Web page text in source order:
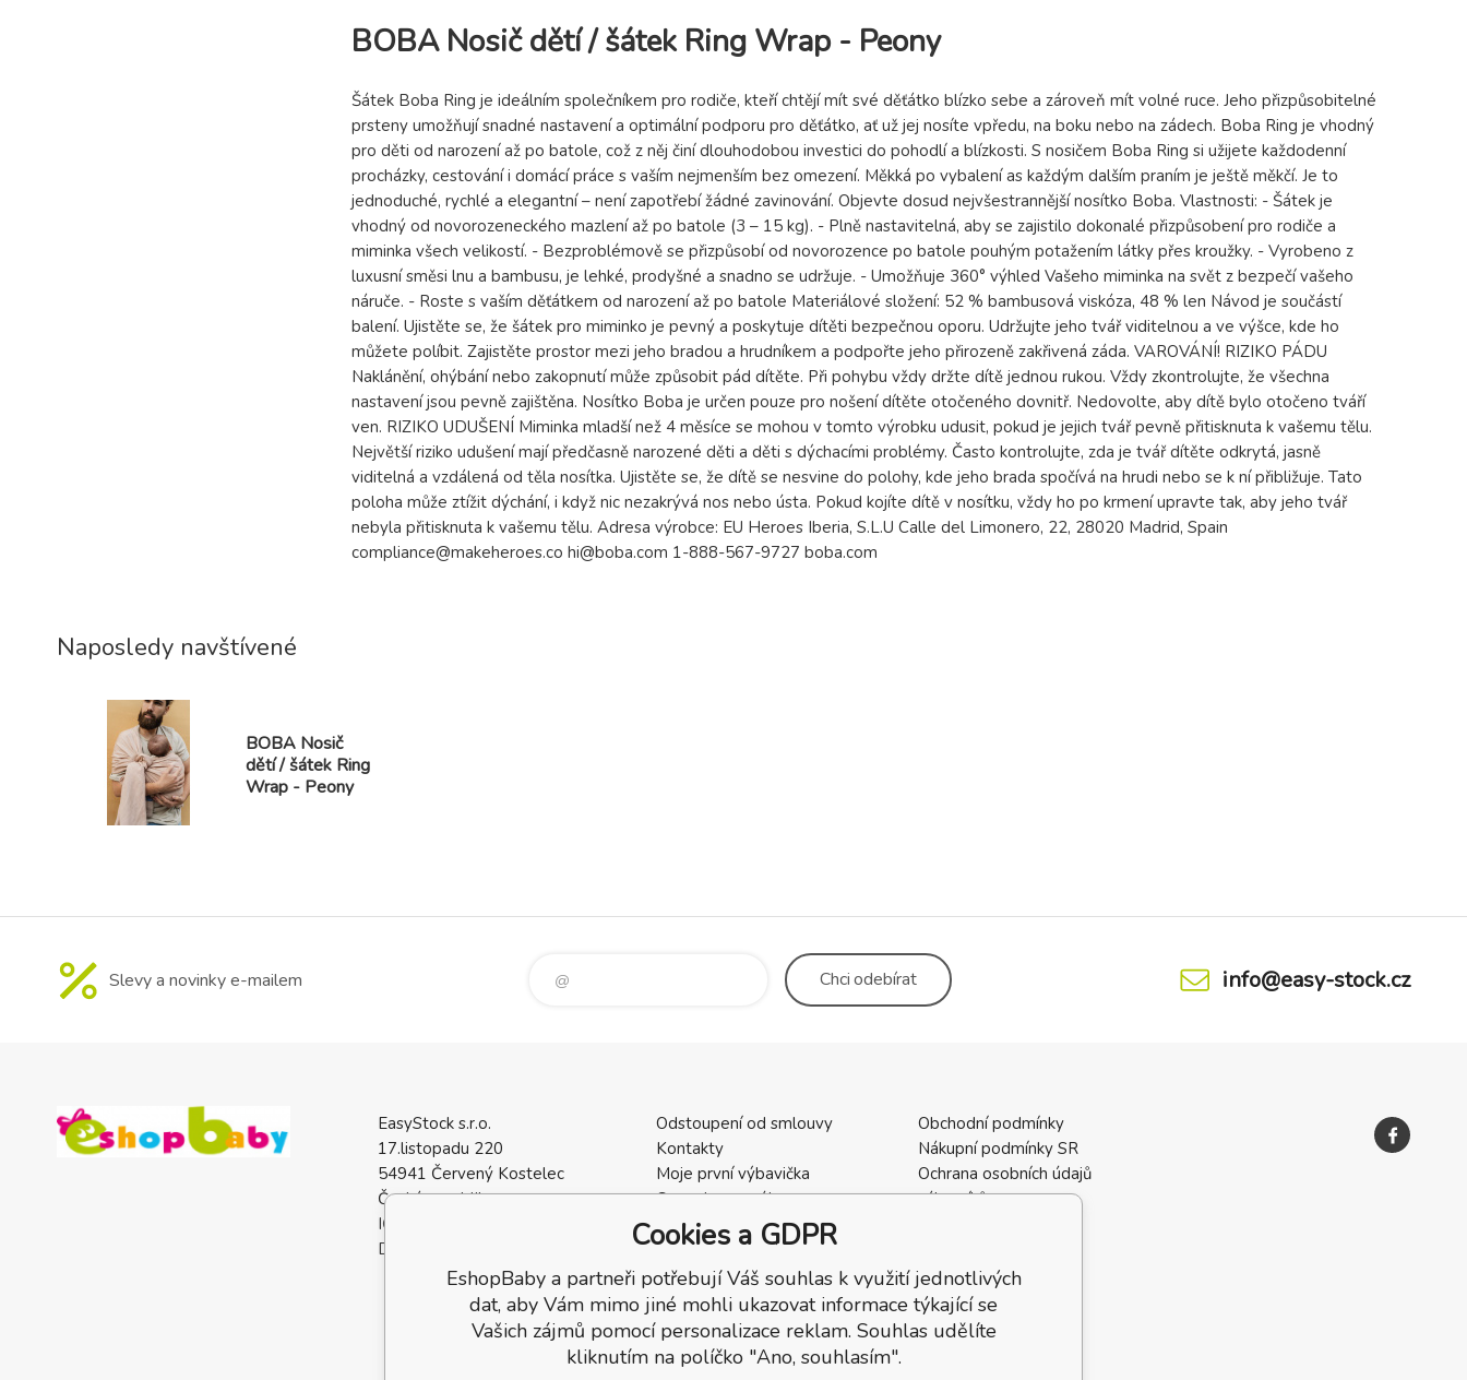
BOBA Nosič dětí / šátek Ring Wrap - Peony
Šátek Boba Ring je ideálním společníkem pro rodiče, kteří chtějí mít své děťátko blízko sebe a zároveň mít volné ruce. Jeho přizpůsobitelné
prsteny umožňují snadné nastavení a optimální podporu pro děťátko, ať už jej nosíte vpředu, na boku nebo na zádech. Boba Ring je vhodný
pro děti od narození až po batole, což z něj činí dlouhodobou investici do pohodlí a blízkosti. S nosičem Boba Ring si užijete každodenní
procházky, cestování i domácí práce s vaším nejmenším bez omezení. Měkká po vybalení as každým dalším praním je ještě měkčí. Je to
jednoduché, rychlé a elegantní – není zapotřebí žádné zavinování. Objevte dosud nejvšestrannější nosítko Boba. Vlastnosti: - Šátek je
vhodný od novorozeneckého mazlení až po batole (3 – 15 kg). - Plně nastavitelná, aby se zajistilo dokonalé přizpůsobení pro rodiče a
miminka všech velikostí. - Bezproblémově se přizpůsobí od novorozence po batole pouhým potažením látky přes kroužky. - Vyrobeno z
luxusní směsi lnu a bambusu, je lehké, prodyšné a snadno se udržuje. - Umožňuje 360° výhled Vašeho miminka na svět z bezpečí vašeho
náruče. - Roste s vaším děťátkem od narození až po batole Materiálové složení: 52 % bambusová viskóza, 48 % len Návod je součástí
balení. Ujistěte se, že šátek pro miminko je pevný a poskytuje dítěti bezpečnou oporu. Udržujte jeho tvář viditelnou a ve výšce, kde ho
můžete políbit. Zajistěte prostor mezi jeho bradou a hrudníkem a podpořte jeho přirozeně zakřivená záda. VAROVÁNÍ! RIZIKO PÁDU
Naklánění, ohýbání nebo zakopnutí může způsobit pád dítěte. Při pohybu vždy držte dítě jednou rukou. Vždy zkontrolujte, že všechna
nastavení jsou pevně zajištěna. Nosítko Boba je určen pouze pro nošení dítěte otočeného dovnitř. Nedovolte, aby dítě bylo otočeno tváří
ven. RIZIKO UDUŠENÍ Miminka mladší než 4 měsíce se mohou v tomto výrobku udusit, pokud je jejich tvář pevně přitisknuta k vašemu tělu.
Největší riziko udušení mají předčasně narozené děti a děti s dýchacími problémy. Často kontrolujte, zda je tvář dítěte odkrytá, jasně
viditelná a vzdálená od těla nosítka. Ujistěte se, že dítě se nesvine do polohy, kde jeho brada spočívá na hrudi nebo se k ní přibližuje. Tato
poloha může ztížit dýchání, i když nic nezakrývá nos nebo ústa. Pokud kojíte dítě v nosítku, vždy ho po krmení upravte tak, aby jeho tvář
nebyla přitisknuta k vašemu tělu. Adresa výrobce: EU Heroes Iberia, S.L.U Calle del Limonero, 22, 28020 Madrid, Spain
compliance@makeheroes.co hi@boba.com 1-888-567-9727 boba.com
Naposledy navštívené
BOBA Nosič
dětí / šátek Ring
Wrap - Peony
Slevy a novinky e-mailem Chciodebírat info@easy-stock.cz
EasyStock s.r.o.
17.listopadu 220
54941 Červený Kostelec
Česká republika
IČO: 07727402
DIČ: CZ07727402
Odstoupení od smlouvy
Kontakty
Moje první výbavička
Ceny dopravného
Vrácení zboží / Reklamace
Reklamace
Recenze
Obchodní podmínky
Nákupní podmínky SR
Ochrana osobních údajů
zákazníků
Cookies a GDPR
EshopBaby a partneři potřebují Váš souhlas k využití jednotlivých
dat, aby Vám mimo jiné mohli ukazovat informace týkající se
Vašich zájmů pomocí personalizace reklam. Souhlas udělíte
kliknutím na políčko "Ano, souhlasím".